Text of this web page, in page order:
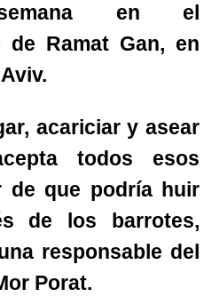
en el
de Ramat Gan, en
acariciar y asear
todos esos
de que podría huir
de los barrotes,
responsable del
Porat.